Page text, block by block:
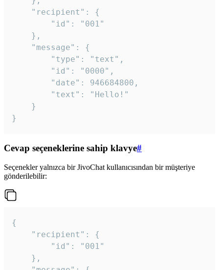
}
Cevap seçeneklerine sahip klavye#
Seçenekler yalnızca bir JivoChat kullanıcısından bir müşteriye
gönderilebilir:
{